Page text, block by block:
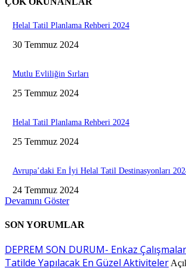
Helal Tatil Planlama Rehberi 2024
30 Temmuz 2024
Mutlu Evliliğin Sırları
25 Temmuz 2024
Helal Tatil Planlama Rehberi 2024
25 Temmuz 2024
Avrupa’daki En İyi Helal Tatil Destinasyonları
24 Temmuz 2024
Devamını Göster
SON YORUMLAR
DEPREM SON DURUM- Enkaz
Tatilde Yapılacak En Güzel Aktiviteler